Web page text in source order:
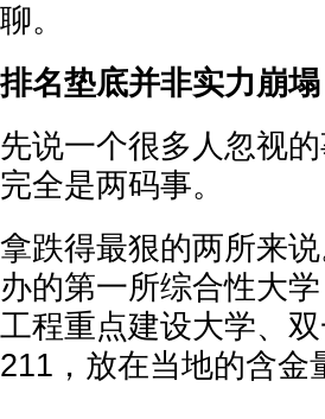
聊。
排名垫底并非实力崩塌
先说一个很多人忽视
完全是两码事。
拿跌得最狠的两所来
办的第一所综合性大
工程重点建设大学、
211，放在当地的含金